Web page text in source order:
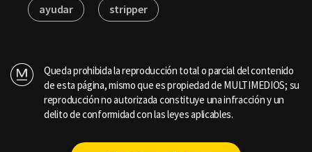
ayudar stripper
Queda prohibida la reproducción total o parcial del contenido
de esta página, mismo que es propiedad de MULTIMEDIOS; su
reproducción no autorizada constituye una infracción y un
delito de conformidad con las leyes aplicables.